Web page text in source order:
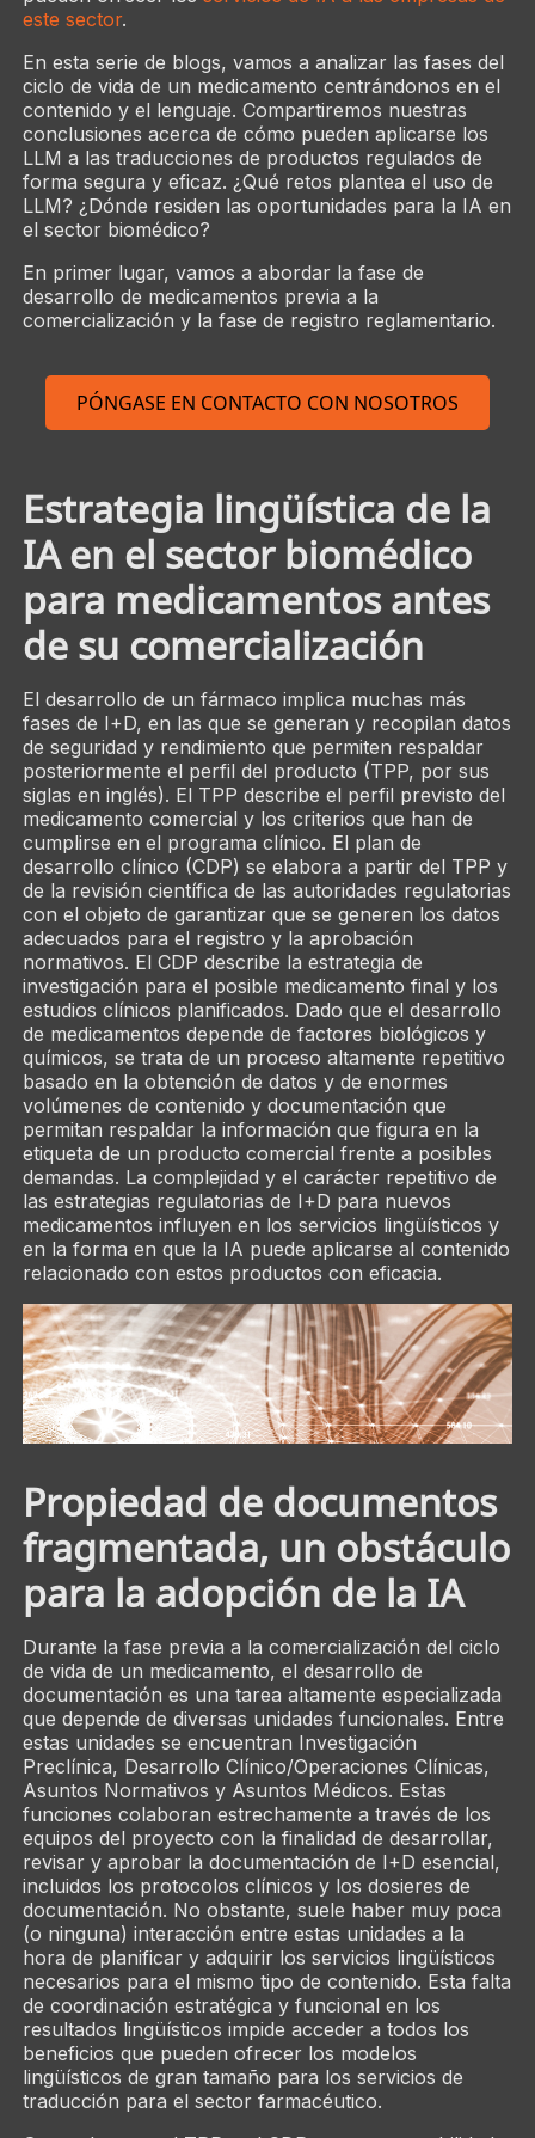
este sector.
En esta serie de blogs, vamos a analizar las fases del
ciclo de vida de un medicamento centrándonos en el
contenido y el lenguaje. Compartiremos nuestras
conclusiones acerca de cómo pueden aplicarse los
LLM a las traducciones de productos regulados de
forma segura y eficaz. ¿Qué retos plantea el uso de
LLM? ¿Dónde residen las oportunidades para la IA en
el sector biomédico?
En primer lugar, vamos a abordar la fase de
desarrollo de medicamentos previa a la
comercialización y la fase de registro reglamentario.
PÓNGASE EN CONTACTO CON NOSOTROS
Estrategia lingüística de la
IA en el sector biomédico
para medicamentos antes
de su comercialización
El desarrollo de un fármaco implica muchas más
fases de I+D, en las que se generan y recopilan datos
de seguridad y rendimiento que permiten respaldar
posteriormente el perfil del producto (TPP, por sus
siglas en inglés). El TPP describe el perfil previsto del
medicamento comercial y los criterios que han de
cumplirse en el programa clínico. El plan de
desarrollo clínico (CDP) se elabora a partir del TPP y
de la revisión científica de las autoridades regulatorias
con el objeto de garantizar que se generen los datos
adecuados para el registro y la aprobación
normativos. El CDP describe la estrategia de
investigación para el posible medicamento final y los
estudios clínicos planificados. Dado que el desarrollo
de medicamentos depende de factores biológicos y
químicos, se trata de un proceso altamente repetitivo
basado en la obtención de datos y de enormes
volúmenes de contenido y documentación que
permitan respaldar la información que figura en la
etiqueta de un producto comercial frente a posibles
demandas. La complejidad y el carácter repetitivo de
las estrategias regulatorias de I+D para nuevos
medicamentos influyen en los servicios lingüísticos y
en la forma en que la IA puede aplicarse al contenido
relacionado con estos productos con eficacia.
Propiedad de documentos
fragmentada, un obstáculo
para la adopción de la IA
Durante la fase previa a la comercialización del ciclo
de vida de un medicamento, el desarrollo de
documentación es una tarea altamente especializada
que depende de diversas unidades funcionales. Entre
estas unidades se encuentran Investigación
Preclínica, Desarrollo Clínico/Operaciones Clínicas,
Asuntos Normativos y Asuntos Médicos. Estas
funciones colaboran estrechamente a través de los
equipos del proyecto con la finalidad de desarrollar,
revisar y aprobar la documentación de I+D esencial,
incluidos los protocolos clínicos y los dosieres de
documentación. No obstante, suele haber muy poca
(o ninguna) interacción entre estas unidades a la
hora de planificar y adquirir los servicios lingüísticos
necesarios para el mismo tipo de contenido. Esta falta
de coordinación estratégica y funcional en los
resultados lingüísticos impide acceder a todos los
beneficios que pueden ofrecer los modelos
lingüísticos de gran tamaño para los servicios de
traducción para el sector farmacéutico.